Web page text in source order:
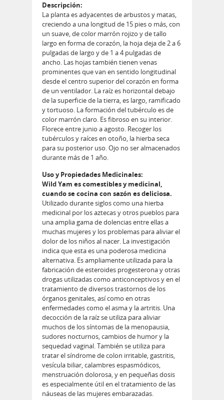
Descripción:
La planta es adyacentes de arbustos y matas,
creciendo a una longitud de 15 pies o más, con
un suave, de color marrón rojizo y de tallo
largo en forma de corazón, la hoja deja de 2 a 6
pulgadas de largo y de 1 a 4 pulgadas de
ancho. Las hojas también tienen venas
prominentes que van en sentido longitudinal
desde el centro superior del corazón en forma
de un ventilador. La raíz es horizontal debajo
de la superficie de la tierra, es largo, ramificado
y tortuoso. La formación del tubérculo es de
color marrón claro. Es fibroso en su interior.
Florece entre junio a agosto. Recoger los
tubérculos y raíces en otoño, la hierba seca
para su posterior uso. Ojo no ser almacenados
durante más de 1 año.
Uso y Propiedades Medicinales:
Wild Yam es comestibles y medicinal,
cuando se cocina con sazón es deliciosa.
Utilizado durante siglos como una hierba
medicinal por los aztecas y otros pueblos para
una amplia gama de dolencias entre ellas a
muchas mujeres y los problemas para aliviar el
dolor de los niños al nacer. La investigación
indica que esta es una poderosa medicina
alternativa. Es ampliamente utilizada para la
fabricación de esteroides progesterona y otras
drogas utilizadas como anticonceptivos y en el
tratamiento de diversos trastornos de los
órganos genitales, así como en otras
enfermedades como el asma y la artritis. Una
decocción de la raíz se utiliza para aliviar
muchos de los síntomas de la menopausia,
sudores nocturnos, cambios de humor y la
sequedad vaginal. También se utiliza para
tratar el síndrome de colon irritable, gastritis,
vesícula biliar, calambres espasmódicos,
menstruación dolorosa, y en pequeñas dosis
es especialmente útil en el tratamiento de las
náuseas de las mujeres embarazadas.